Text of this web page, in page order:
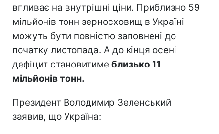
впливає на внутрішні ціни. Приблизно 59
мільйонів тонн зерносховищ в Україні
можуть бути повністю заповнені до
початку листопада. А до кінця осені
дефіцит становитиме близько 11
мільйонів тонн.
Президент Володимир Зеленський
заявив, що Україна: